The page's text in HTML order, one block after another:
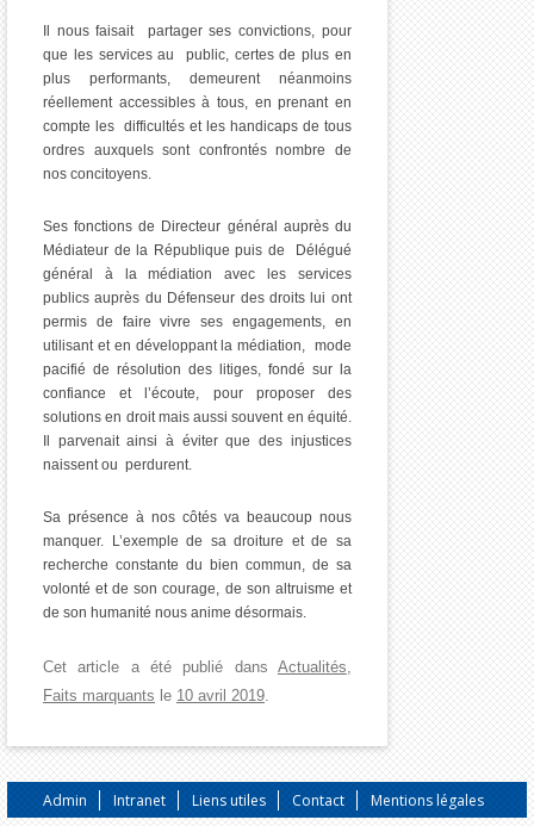
Il nous faisait partager ses convictions, pour
que les services au public, certes de plus en
plus performants, demeurent néanmoins
réellement accessibles à tous, en prenant en
compte les difficultés et les handicaps de tous
ordres auxquels sont confrontés nombre de
nos concitoyens.
Ses fonctions de Directeur général auprès du
Médiateur de la République puis de Délégué
général à la médiation avec les services
publics auprès du Défenseur des droits lui ont
permis de faire vivre ses engagements, en
utilisant et en développant la médiation, mode
pacifié de résolution des litiges, fondé sur la
confiance et l’écoute, pour proposer des
solutions en droit mais aussi souvent en équité.
Il parvenait ainsi à éviter que des injustices
naissent ou perdurent.
Sa présence à nos côtés va beaucoup nous
manquer. L’exemple de sa droiture et de sa
recherche constante du bien commun, de sa
volonté et de son courage, de son altruisme et
de son humanité nous anime désormais.
Cet article a été publié dans Actualités,
Faits marquants le 10 avril 2019.
Admin Intranet Liens utiles Contact Mentions légales